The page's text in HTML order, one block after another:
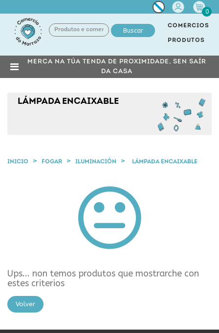
Miña
conta
0
Buscar
COMERCIOS
PRODUTOS
MERCA NA TÚA TENDA DE PROXIMIDADE, SEN SAÍR
DA CASA
LÁMPADA ENCAIXABLE
INICIO FOGAR ILUMINACIÓN LÁMPADA ENCAIXABLE
Ups... non temos produtos que mostrarche con
estes criterios
Volver